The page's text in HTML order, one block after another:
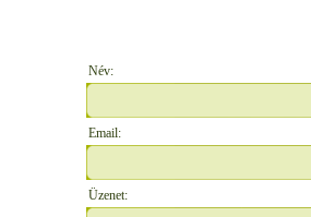
Név:
Email:
Üzenet: